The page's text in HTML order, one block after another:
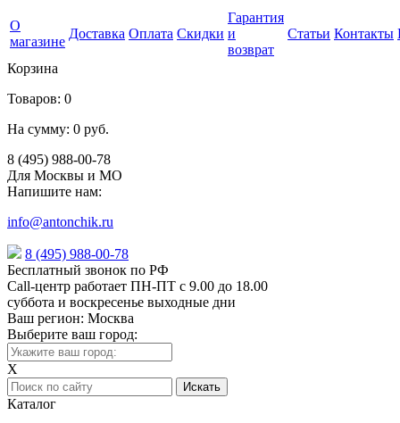
О
магазине
Доставка Оплата Скидки
Гарантия
и
возврат
Статьи Контакты
Корзина
Товаров: 0
На сумму: 0 руб.
8 (495) 988-00-78
Для Москвы и МО
Напишите нам:
info@antonchik.ru
8 (495) 988-00-78
Бесплатный звонок по РФ
Call-центр работает ПН-ПТ с 9.00 до 18.00
суббота и воскресенье выходные дни
Ваш регион: Москва
Выберите ваш город:
X
Каталог